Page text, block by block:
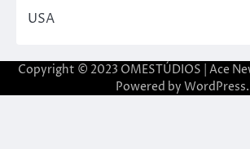
USA
Copyright © 2023 OMESTÚDIOS | Ace
Powered by WordPress.